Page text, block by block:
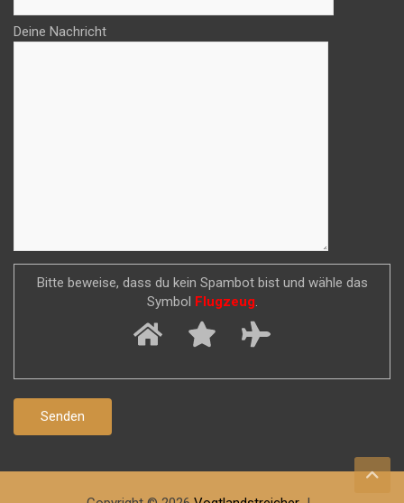
Deine Nachricht
Bitte beweise, dass du kein Spambot bist und wähle das
Symbol
Flugzeug.